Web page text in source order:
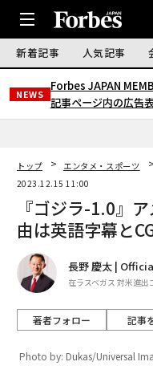
新着記事 人気記事
NEWS
Forbes JAPAN
記事ページ内の広告
トップ エンタメ・スポーツ
2023.12.15 11:00
『ゴジラ-1.0』
由は英語字幕と
長野 慶太 |
在ラスベガス 対米進出
著者フォロー 記事
Photo by: Dukas/Universal